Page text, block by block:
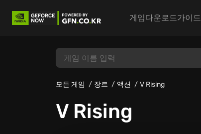
게임다운로드가이드
모든 게임 장르 액션 V Rising
V Rising